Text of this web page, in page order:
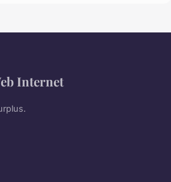
Internet